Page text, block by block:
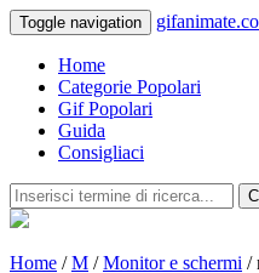
Toggle navigation
Home
Categorie Popolari
Gif Popolari
Guida
Consigliaci
Home /M /Monitor e schermi /